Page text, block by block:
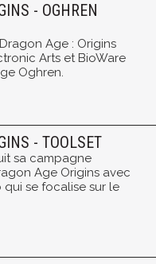
- OGHREN
Age : Origins
Arts et BioWare
Oghren.
- TOOLSET
sa campagne
Age Origins avec
se focalise sur le